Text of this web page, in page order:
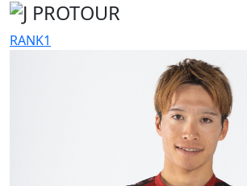
RANK1